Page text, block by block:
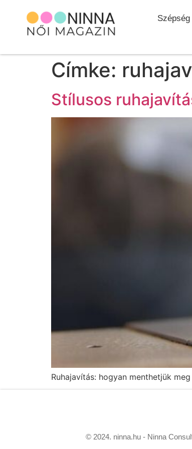
Címke:
Stílusos
Ruhajavítás: hogyan menthetjük
© 2024. ninna.hu - Ninna